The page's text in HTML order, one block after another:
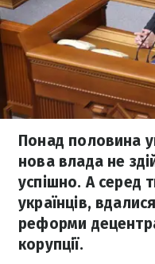
Понад половина
нова влада не
успішно. А серед
українців,
реформи
корупції.